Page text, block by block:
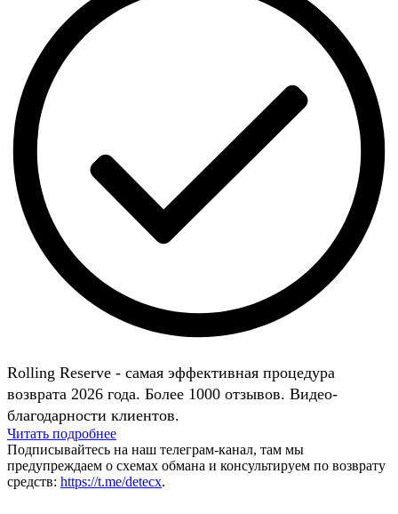
Rolling Reserve - самая эффективная процедура
возврата 2026 года. Более 1000 отзывов. Видео-
благодарности клиентов.
Читать подробнее
Подписывайтесь на наш телеграм-канал, там мы
предупреждаем о схемах обмана и консультируем по возврату
средств: https://t.me/detecx.